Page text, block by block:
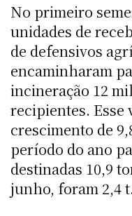
No primeiro
unidades de
de defensivos
encaminharam
incineração 12
recipientes. Esse
crescimento de
período do ano
destinadas 10,9
junho, foram 2,4